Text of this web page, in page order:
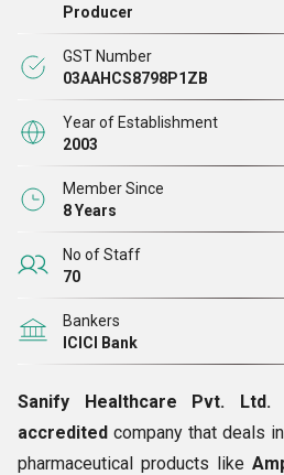
उठाते हुए, हम, एकनिर्माता
समाधान विकसित कर रहे हैं जो नवीन और
Producer
GST Number
03AAHCS8798P1ZB
Year of Establishment
2003
Member Since
8 Years
No of Staff
70
Bankers
ICICI Bank
Sanify Healthcare Pvt. Ltd.
accredited company that deals
pharmaceutical products like